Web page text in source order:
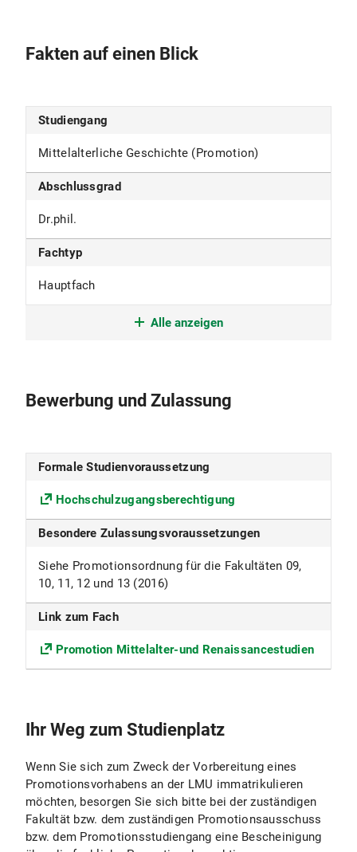
Fakten auf einen Blick
Studiengang
Mittelalterliche Geschichte (Promotion)
Abschlussgrad
Dr.phil.
Fachtyp
Hauptfach
Studiensprache
Fakultät
Kunstwissenschaften
Fächergruppe
Beiträge
Solidarbeitrag Semesterticket.
Studentenwerk
Anmerkungen
Eine Immatrikulation zum Zweck der
Alle anzeigen
Bewerbung und Zulassung
Formale Studienvoraussetzung
Hochschulzugangsberechtigung
Besondere Zulassungsvoraussetzungen
Siehe Promotionsordnung für die Fakultäten 09,
10, 11, 12 und 13 (2016)
Link zum Fach
Promotion Mittelalter-und Renaissancestudien
Ihr Weg zum Studienplatz
Wenn Sie sich zum Zweck der Vorbereitung eines
Promotionsvorhabens an der LMU immatrikulieren
möchten, besorgen Sie sich bitte bei der zuständigen
Fakultät bzw. dem zuständigen Promotionsausschuss
bzw. dem Promotionsstudiengang eine Bescheinigung